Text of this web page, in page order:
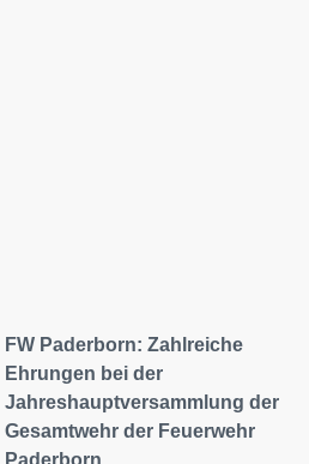
FW Paderborn: Zahlreiche
Ehrungen bei der
Jahreshauptversammlung der
Gesamtwehr der Feuerwehr
Paderborn